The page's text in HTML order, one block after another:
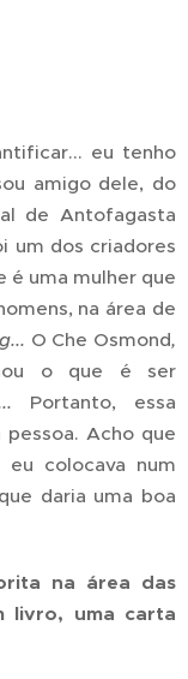
eu tenho
amigo dele, do
de Antofagasta
um dos criadores
é uma mulher que
na área de
O Che Osmond,
o que é ser
Portanto, essa
Acho que
colocava num
daria uma boa
na área das
livro, uma carta